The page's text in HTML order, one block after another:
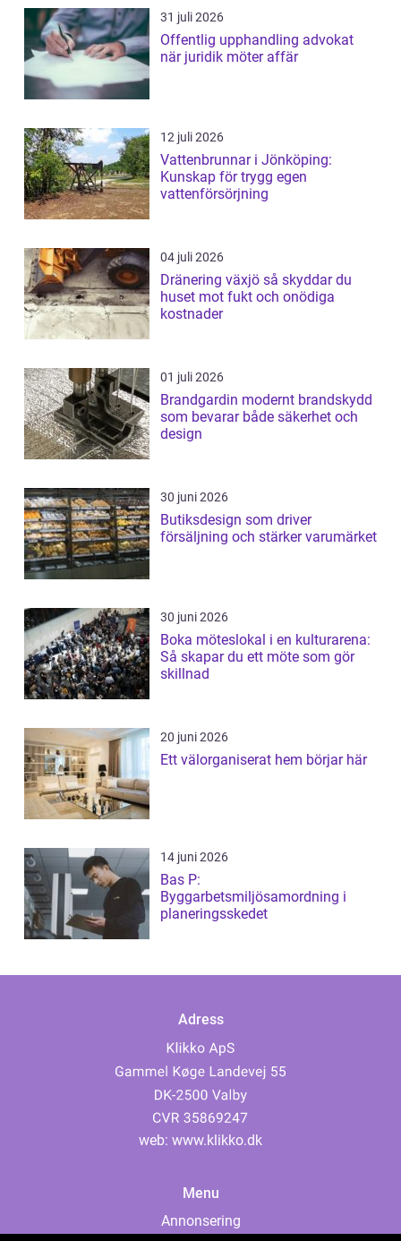
31 juli 2026
Offentlig upphandling advokat
när juridik möter affär
12 juli 2026
Vattenbrunnar i Jönköping:
Kunskap för trygg egen
vattenförsörjning
04 juli 2026
Dränering växjö så skyddar du
huset mot fukt och onödiga
kostnader
01 juli 2026
Brandgardin modernt brandskydd
som bevarar både säkerhet och
design
30 juni 2026
Butiksdesign som driver
försäljning och stärker varumärket
30 juni 2026
Boka möteslokal i en kulturarena:
Så skapar du ett möte som gör
skillnad
20 juni 2026
Ett välorganiserat hem börjar här
14 juni 2026
Bas P:
Byggarbetsmiljösamordning i
planeringsskedet
Adress
web: www.klikko.dk
Menu
Annonsering